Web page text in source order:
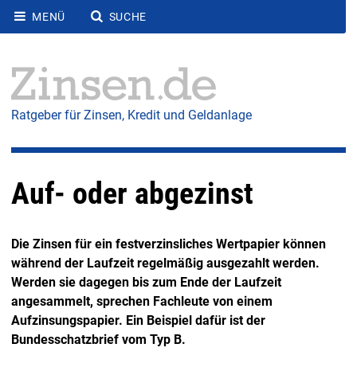
MENÜ SUCHE
Ratgeber für Zinsen, Kredit und Geldanlage
Auf- oder abgezinst
Die Zinsen für ein festverzinsliches Wertpapier können
während der Laufzeit regelmäßig ausgezahlt werden.
Werden sie dagegen bis zum Ende der Laufzeit
angesammelt, sprechen Fachleute von einem
Aufzinsungspapier. Ein Beispiel dafür ist der
Bundesschatzbrief vom Typ B.